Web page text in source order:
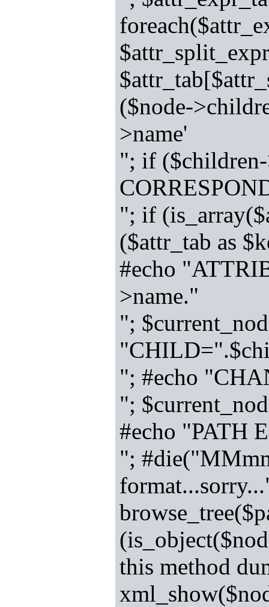
($node-
>name'
"; if
"; if
($attr_tab as
#echo
>name."
";
"; #echo
";
#echo "PATH
";
this method